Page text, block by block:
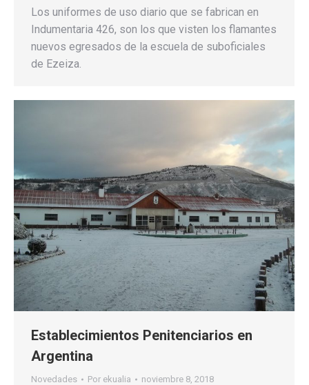
Los uniformes de uso diario que se fabrican en
Indumentaria 426, son los que visten los flamantes
nuevos egresados de la escuela de suboficiales
de Ezeiza.
Establecimientos Penitenciarios en
Argentina
Novedades Por ekualia noviembre 8, 2018